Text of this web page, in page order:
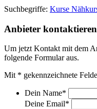
Suchbegriffe: Kurse
Anbieter kontaktieren
Um jetzt Kontakt mit dem
folgende Formular aus.
Mit * gekennzeichnete
Dein Name*
Deine Email*